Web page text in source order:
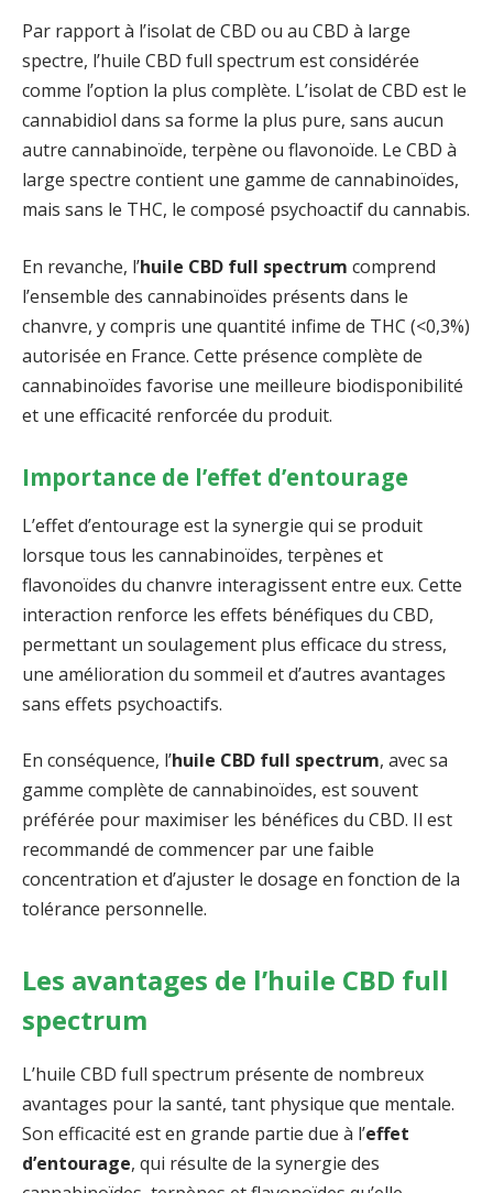
Par rapport à l’isolat de CBD ou au CBD à large
spectre, l’huile CBD full spectrum est considérée
comme l’option la plus complète. L’isolat de CBD est le
cannabidiol dans sa forme la plus pure, sans aucun
autre cannabinoïde, terpène ou flavonoïde. Le CBD à
large spectre contient une gamme de cannabinoïdes,
mais sans le THC, le composé psychoactif du cannabis.
En revanche, l’huile CBD full spectrum comprend
l’ensemble des cannabinoïdes présents dans le
chanvre, y compris une quantité infime de THC (<0,3%)
autorisée en France. Cette présence complète de
cannabinoïdes favorise une meilleure biodisponibilité
et une efficacité renforcée du produit.
Importance de l’effet d’entourage
L’effet d’entourage est la synergie qui se produit
lorsque tous les cannabinoïdes, terpènes et
flavonoïdes du chanvre interagissent entre eux. Cette
interaction renforce les effets bénéfiques du CBD,
permettant un soulagement plus efficace du stress,
une amélioration du sommeil et d’autres avantages
sans effets psychoactifs.
En conséquence, l’huile CBD full spectrum, avec sa
gamme complète de cannabinoïdes, est souvent
préférée pour maximiser les bénéfices du CBD. Il est
recommandé de commencer par une faible
concentration et d’ajuster le dosage en fonction de la
tolérance personnelle.
Les avantages de l’huile CBD full
spectrum
L’huile CBD full spectrum présente de nombreux
avantages pour la santé, tant physique que mentale.
Son efficacité est en grande partie due à l’effet
d’entourage, qui résulte de la synergie des